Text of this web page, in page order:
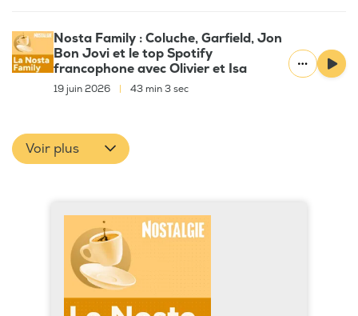
Nosta Family : Coluche, Garfield, Jon
Bon Jovi et le top Spotify
francophone avec Olivier et Isa
19 juin 2026 43 min 3 sec
Voir plus